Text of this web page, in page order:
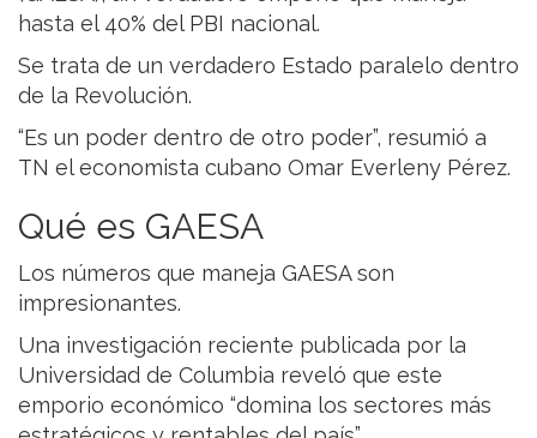
hasta el 40% del PBI nacional.
Se trata de un verdadero Estado paralelo dentro
de la Revolución.
“Es un poder dentro de otro poder”, resumió a
TN el economista cubano Omar Everleny Pérez.
Qué es GAESA
Los números que maneja GAESA son
impresionantes.
Una investigación reciente publicada por la
Universidad de Columbia reveló que este
emporio económico “domina los sectores más